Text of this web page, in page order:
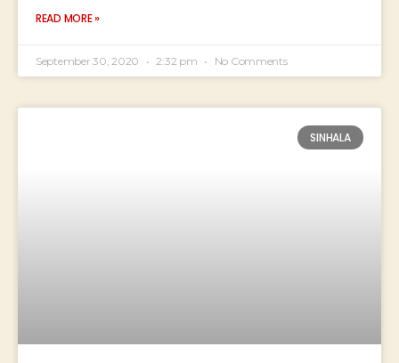
READ MORE »
September 30, 2020 2:32 pm No Comments
SINHALA